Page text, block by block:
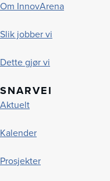
Om InnovArena
Slik jobber vi
Dette gjør vi
SNARVEI
Aktuelt
Kalender
Prosjekter